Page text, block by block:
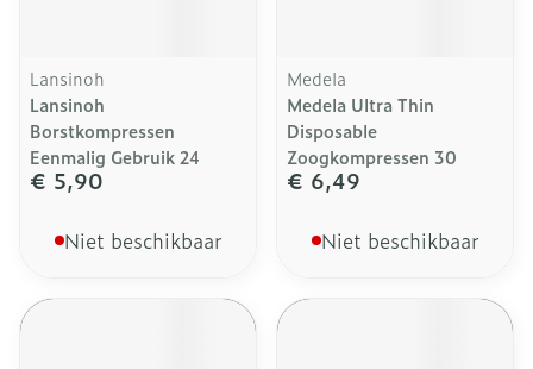
Lansinoh
Lansinoh
Borstkompressen
Eenmalig Gebruik 24
€ 5,90
Niet beschikbaar
Medela
Medela Ultra Thin
Disposable
Zoogkompressen 30
€ 6,49
Niet beschikbaar